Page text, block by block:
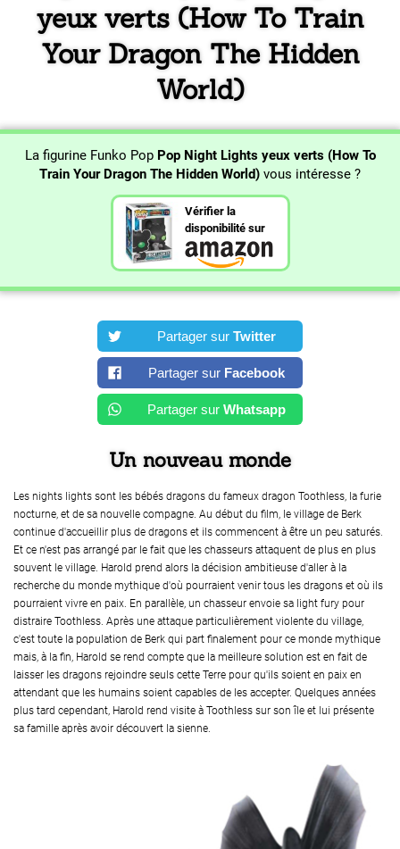
yeux verts (How To Train
Your Dragon The Hidden
World)
La figurine Funko Pop Pop Night Lights yeux verts (How To
Train Your Dragon The Hidden World) vous intéresse ?
Vérifier la
disponibilité sur
Partager sur Twitter
Partager sur Facebook
Partager sur Whatsapp
Un nouveau monde
Les nights lights sont les bébés dragons du fameux dragon Toothless, la furie
nocturne, et de sa nouvelle compagne. Au début du film, le village de Berk
continue d'accueillir plus de dragons et ils commencent à être un peu saturés.
Et ce n'est pas arrangé par le fait que les chasseurs attaquent de plus en plus
souvent le village. Harold prend alors la décision ambitieuse d'aller à la
recherche du monde mythique d'où pourraient venir tous les dragons et où ils
pourraient vivre en paix. En parallèle, un chasseur envoie sa light fury pour
distraire Toothless. Après une attaque particulièrement violente du village,
c'est toute la population de Berk qui part finalement pour ce monde mythique
mais, à la fin, Harold se rend compte que la meilleure solution est en fait de
laisser les dragons rejoindre seuls cette Terre pour qu'ils soient en paix en
attendant que les humains soient capables de les accepter. Quelques années
plus tard cependant, Harold rend visite à Toothless sur son île et lui présente
sa famille après avoir découvert la sienne.